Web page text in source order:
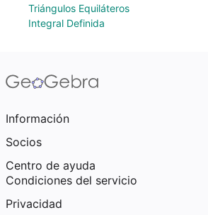
Triángulos Equiláteros
Integral Definida
Información
Socios
Centro de ayuda
Condiciones del servicio
Privacidad